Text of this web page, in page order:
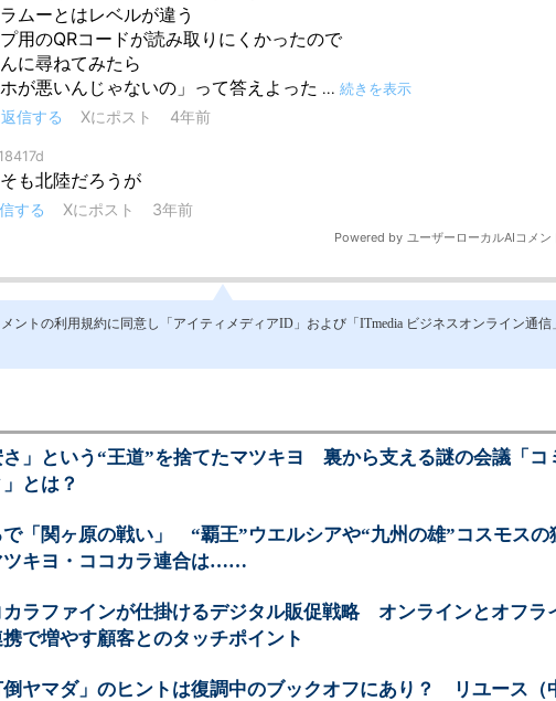
ントの利用規約に同意し「アイティメディアID」および「ITmedia ビジネスオンライン通信」
さ」という“王道”を捨てたマツキヨ 裏から支える謎の会議「コ
とは？
で「関ヶ原の戦い」 “覇王”ウエルシアや“九州の雄”コスモスの
ツキヨ・ココカラ連合は……
カラファインが仕掛けるデジタル販促戦略 オンラインとオフラ
で増やす顧客とのタッチポイント
倒ヤマダ」のヒントは復調中のブックオフにあり？ リユース（